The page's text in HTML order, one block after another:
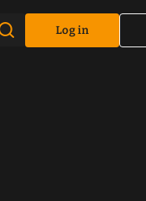
Log in